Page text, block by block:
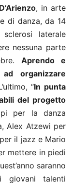
, in arte
di danza, da 14
laterale
nessuna parte
Aprendo e
organizzare
“In punta
del progetto
per la danza
Alex Atzewi per
il jazz e Mario
mettere in piedi
saranno
giovani talenti